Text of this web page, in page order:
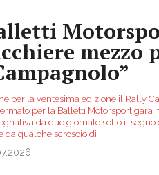
mezzo
per la ventesima edizione il Rally
per la Balletti Motorsport gara
da due giornate sotto il segno
da qualche scroscio di